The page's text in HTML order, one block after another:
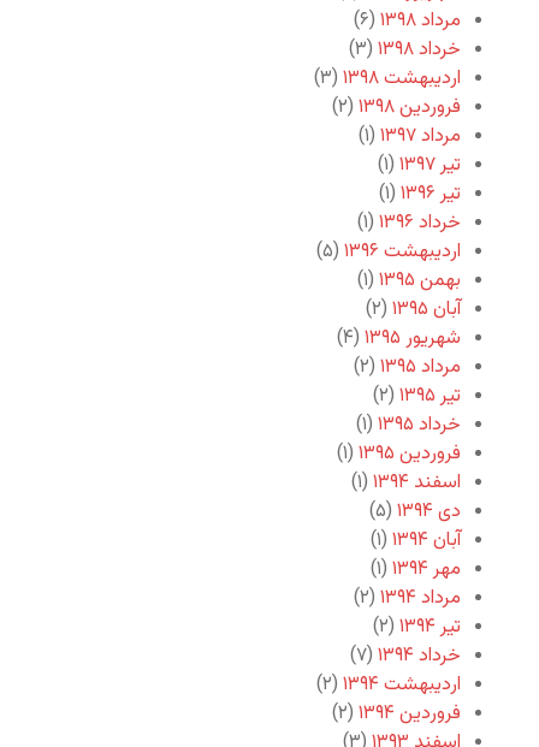
مرداد ۱۳۹۸
(۶)
خرداد ۱۳۹۸
(۳)
اردیبهشت ۱۳۹۸
(۳)
فروردین ۱۳۹۸
(۲)
مرداد ۱۳۹۷
(۱)
تیر ۱۳۹۷
(۱)
تیر ۱۳۹۶
(۱)
خرداد ۱۳۹۶
(۱)
اردیبهشت ۱۳۹۶
(۵)
بهمن ۱۳۹۵
(۱)
آبان ۱۳۹۵
(۲)
شهریور ۱۳۹۵
(۴)
مرداد ۱۳۹۵
(۲)
تیر ۱۳۹۵
(۲)
خرداد ۱۳۹۵
(۱)
فروردین ۱۳۹۵
(۱)
اسفند ۱۳۹۴
(۱)
دی ۱۳۹۴
(۵)
آبان ۱۳۹۴
(۱)
مهر ۱۳۹۴
(۱)
مرداد ۱۳۹۴
(۲)
تیر ۱۳۹۴
(۲)
خرداد ۱۳۹۴
(۷)
اردیبهشت ۱۳۹۴
(۲)
فروردین ۱۳۹۴
(۲)